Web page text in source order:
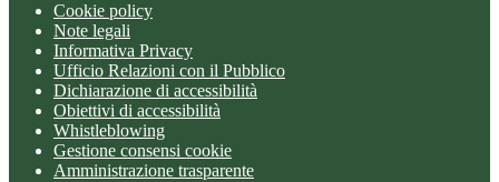
Cookie policy
Note legali
Informativa Privacy
Ufficio Relazioni con il Pubblico
Dichiarazione di accessibilità
Obiettivi di accessibilità
Whistleblowing
Gestione consensi cookie
Amministrazione trasparente